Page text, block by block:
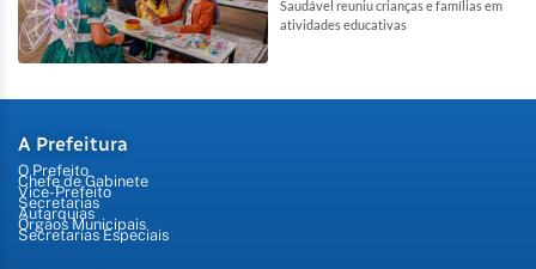
Saudável reuniu crianças e famílias em
atividades educativas
A Prefeitura
O Prefeito
Chefe de Gabinete
Vice-Prefeito
Secretarias
Autarquias
Órgãos Municipais
Secretarias Especiais